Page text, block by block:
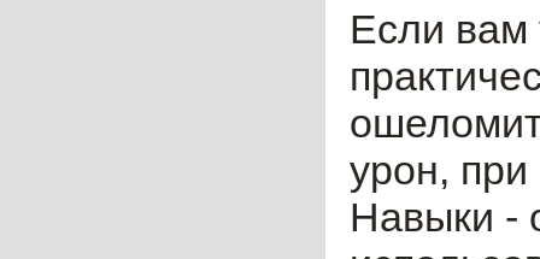
Если вам
урон, при
Навыки -